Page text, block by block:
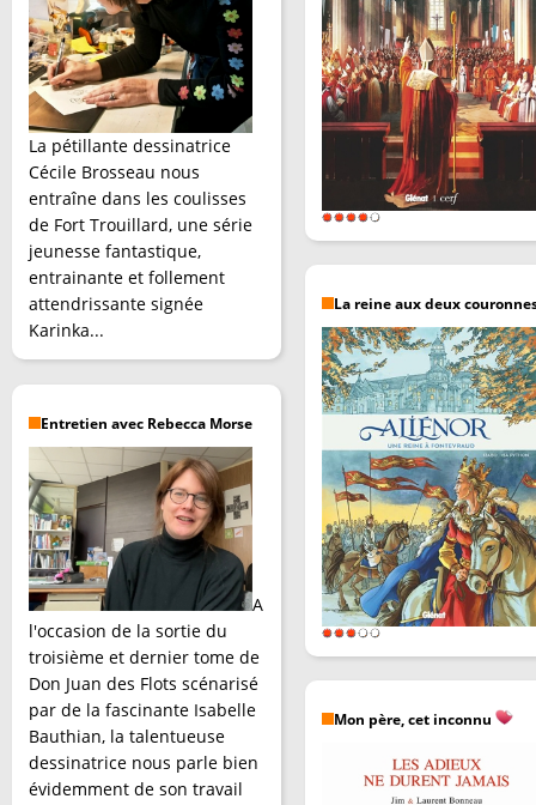
La pétillante dessinatrice
Cécile Brosseau nous
entraîne dans les coulisses
de Fort Trouillard, une série
jeunesse fantastique,
entrainante et follement
attendrissante signée
Karinka...
Entretien avec Rebecca Morse
A
l'occasion de la sortie du
troisième et dernier tome de
Don Juan des Flots scénarisé
par de la fascinante Isabelle
Bauthian, la talentueuse
dessinatrice nous parle bien
évidemment de son travail
La reine aux deux
Mon père, cet inconnu